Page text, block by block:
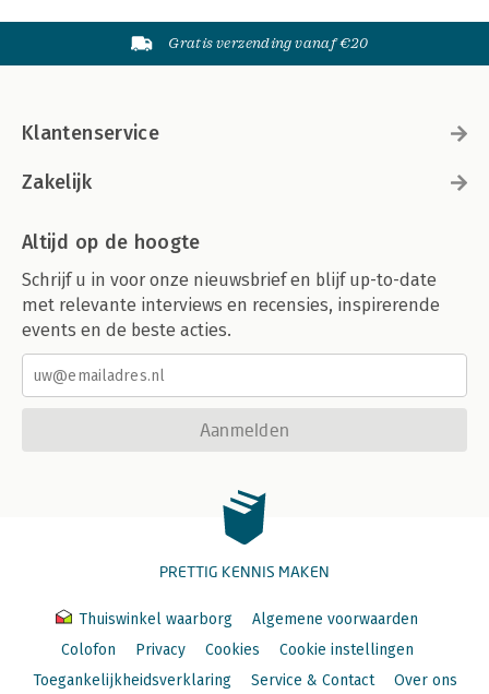
Gratis verzending vanaf €20
Klantenservice
Zakelijk
Altijd op de hoogte
Schrijf u in voor onze nieuwsbrief en blijf up-to-date
met relevante interviews en recensies, inspirerende
events en de beste acties.
Aanmelden
PRETTIG KENNIS MAKEN
Thuiswinkel waarborg
Algemene voorwaarden
Colofon
Privacy Cookies
Cookie instellingen
Toegankelijkheidsverklaring
Service & Contact Over ons